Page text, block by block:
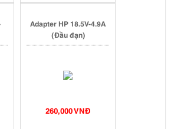
Adapter HP 18.5V-4.9A
(Đầu đạn)
260,000 VNĐ